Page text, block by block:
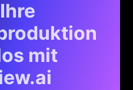
mit